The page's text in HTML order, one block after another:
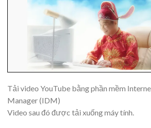
Tải video YouTube bằng phần mềm
Manager (IDM)
Video sau đó được tải xuống máy tính.